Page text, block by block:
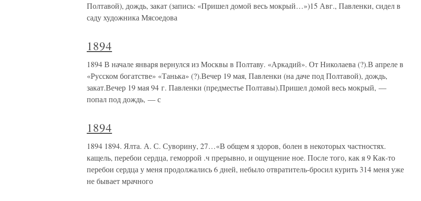
Полтавой), дождь, закат (запись: «Пришел домой весь мокрый…»)15 Авг., Павленки, сидел в
саду художника Мясоедова
1894
1894 В начале января вернулся из Москвы в Полтаву. «Аркадий». От Николаева (?).В апреле в
«Русском богатстве» «Танька» (?).Вечер 19 мая, Павленки (на даче под Полтавой), дождь,
закат.Вечер 19 мая 94 г. Павленки (предместье Полтавы).Пришел домой весь мокрый, —
попал под дождь, — с
1894
1894 1894. Ялта. А. С. Суворину, 27…«В общем я здоров, болен в некоторых частностях.
кащель, перебои сердца, геморрой .ч прерывно, и ощущение ное. После того, как я 9 Как-то
перебои сердца у меня продолжались 6 дней, небыло отвратитель-бросил курить 314 меня уже
не бывает мрачного